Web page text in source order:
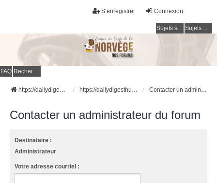
Connexion
S’enregistrer
Sujets sans réponse Sujets actifs
FAQ Rechercher
https://dailydigesthub.com https://dailydigesthub.com Contacter un administrateur du forum
Contacter un administrateur du forum
Destinataire :
Administrateur
Votre adresse courriel :